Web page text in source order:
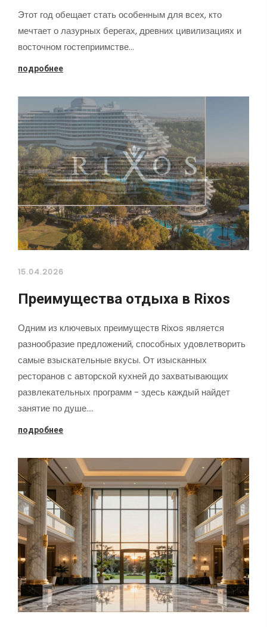
Этот год обещает стать особенным для всех, кто
мечтает о лазурных берегах, древних цивилизациях и
восточном гостеприимстве…
подробнее
15.04.2026
Преимущества отдыха в Rixos
Одним из ключевых преимуществ Rixos является
разнообразие предложений, способных удовлетворить
самые взыскательные вкусы. От изысканных
ресторанов с авторской кухней до захватывающих
развлекательных программ - здесь каждый найдет
занятие по душе.…
подробнее